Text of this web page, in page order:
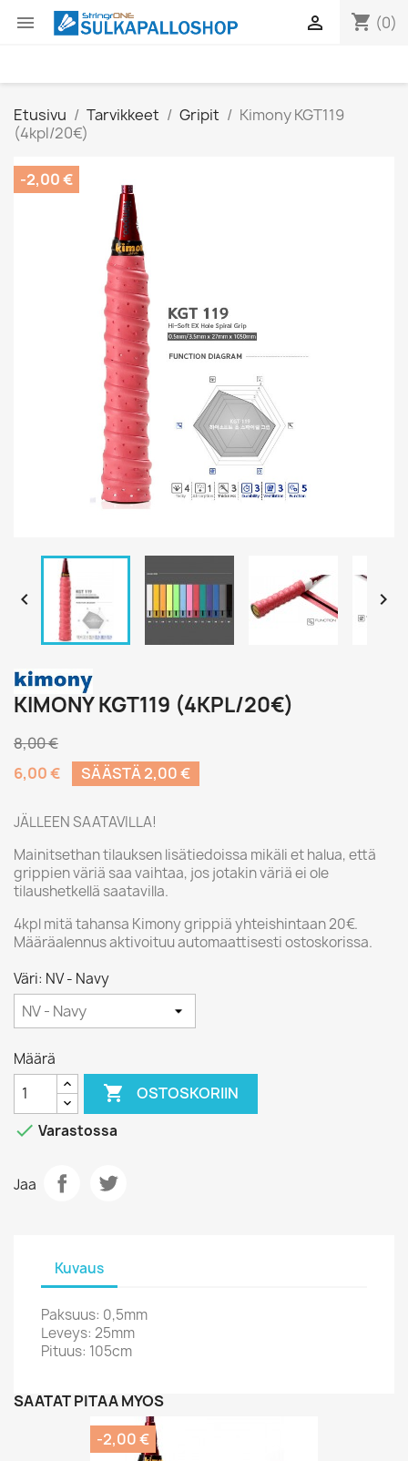
 shopping_cart (0)

Etusivu Tarvikkeet Gripit
Kimony KGT119
(4kpl/20€)
-2,00 €
 
KIMONY KGT119 (4KPL/20€)
8,00 €
6,00 €
SÄÄSTÄ 2,00 €
JÄLLEEN SAATAVILLA!
Mainitsethan tilauksen lisätiedoissa mikäli et halua, että
grippien väriä saa vaihtaa, jos jotakin väriä ei ole
tilaushetkellä saatavilla.
4kpl mitä tahansa Kimony grippiä yhteishintaan 20€.
Määräalennus aktivoituu automaattisesti ostoskorissa.
Väri: NV - Navy
Määrä
 OSTOSKORIIN
 Varastossa
Jaa
Kuvaus
Paksuus: 0,5mm
Leveys: 25mm
Pituus: 105cm
SAATAT PITÄÄ MYÖS
-2,00 €